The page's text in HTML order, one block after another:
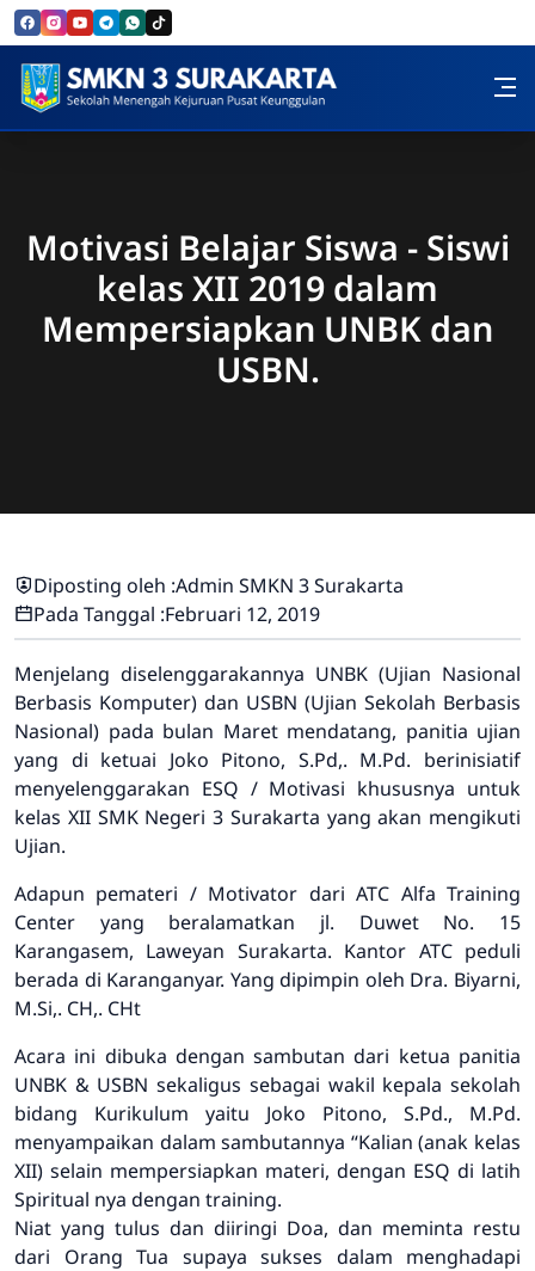
Skip to Content
SMK Negeri 3 Surakarta
Motivasi Belajar Siswa - Siswi
kelas XII 2019 dalam
Mempersiapkan UNBK dan
USBN.
Diposting oleh :Admin SMKN 3 Surakarta
Pada Tanggal :Februari 12, 2019
Menjelang diselenggarakannya UNBK (Ujian Nasional
Berbasis Komputer) dan USBN (Ujian Sekolah Berbasis
Nasional) pada bulan Maret mendatang, panitia ujian
yang di ketuai Joko Pitono, S.Pd,. M.Pd. berinisiatif
menyelenggarakan ESQ / Motivasi khususnya untuk
kelas XII SMK Negeri 3 Surakarta yang akan mengikuti
Ujian.
Adapun pemateri / Motivator dari ATC Alfa Training
Center yang beralamatkan jl. Duwet No. 15
Karangasem, Laweyan Surakarta. Kantor ATC peduli
berada di Karanganyar. Yang dipimpin oleh Dra. Biyarni,
M.Si,. CH,. CHt
Acara ini dibuka dengan sambutan dari ketua panitia
UNBK & USBN sekaligus sebagai wakil kepala sekolah
bidang Kurikulum yaitu Joko Pitono, S.Pd., M.Pd.
menyampaikan dalam sambutannya “Kalian (anak kelas
XII) selain mempersiapkan materi, dengan ESQ di latih
Spiritual nya dengan training.
Niat yang tulus dan diiringi Doa, dan meminta restu
dari Orang Tua supaya sukses dalam menghadapi